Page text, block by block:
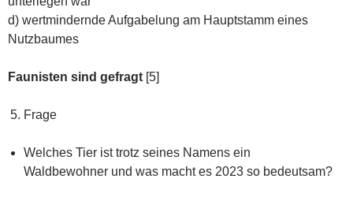
d) wertmindernde Aufgabelung am Hauptstamm eines
Nutzbaumes
Faunisten sind gefragt [5]
Frage
Welches Tier ist trotz seines Namens ein
Waldbewohner und was macht es 2023 so bedeutsam?